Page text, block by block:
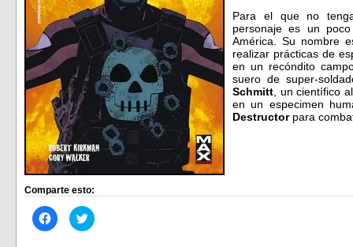
Para el que no
personaje es un
América. Su nombre
realizar prácticas de
en un recóndito
suero de super-
Schmitt, un científico
en un especimen
Destructorpara
Comparte esto:
Haz
clic
Haz
clic